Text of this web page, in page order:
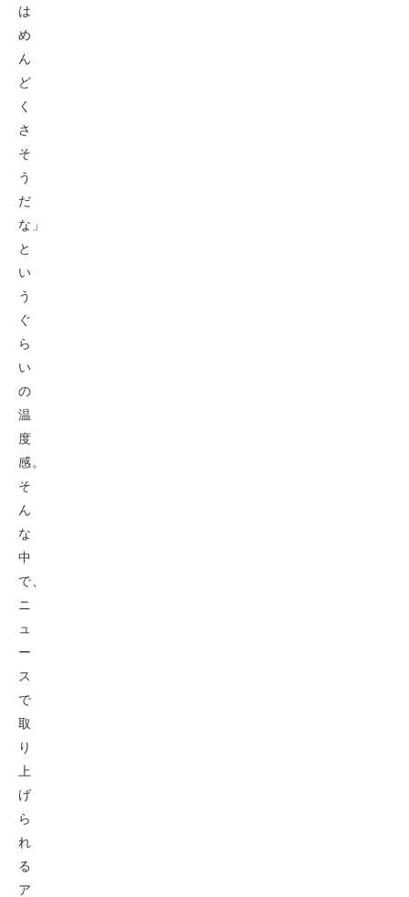
は
め
ん
ど
く
さ
そ
う
だ
な」
と
い
う
ぐ
ら
い
の
温
度
感。
そ
ん
な
中
で、
ニ
ュ
ー
ス
で
取
り
上
げ
ら
れ
る
ア